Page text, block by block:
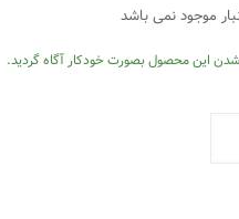
موجود نمی باشد
شدن این محصول بصورت خودکار آگاه گردید.